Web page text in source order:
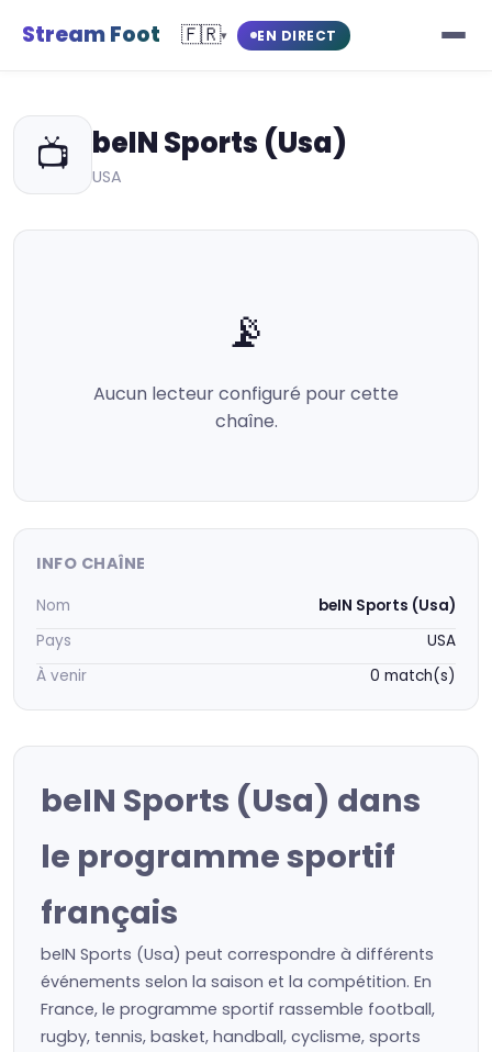
Stream Foot 🇫🇷▾ EN DIRECT
📺 beIN Sports (Usa)
USA
📡
Aucun lecteur configuré pour cette
chaîne.
INFO CHAÎNE
Nom
beIN Sports (Usa)
Pays
USA
À venir
0 match(s)
beIN Sports (Usa) dans
le programme sportif
français
beIN Sports (Usa) peut correspondre à différents
événements selon la saison et la compétition. En
France, le programme sportif rassemble football,
rugby, tennis, basket, handball, cyclisme, sports